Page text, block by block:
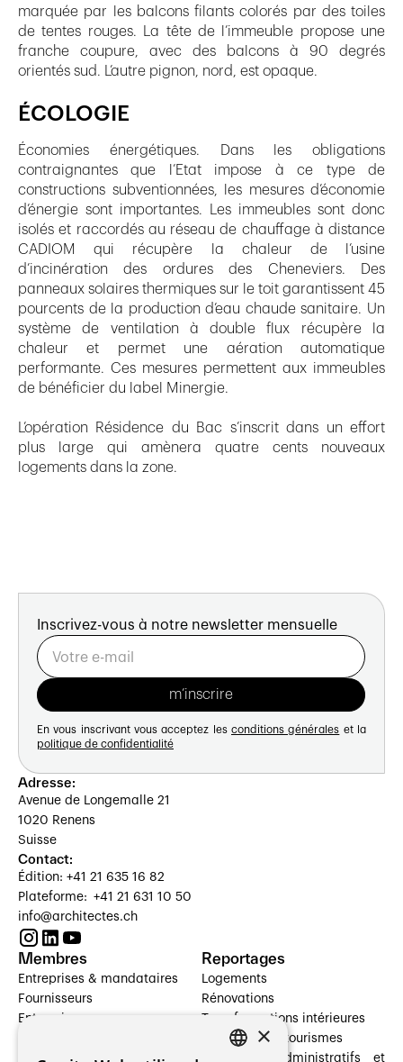
marquée par les balcons filants colorés par des toiles
de tentes rouges. La tête de l’immeuble propose une
franche coupure, avec des balcons à 90 degrés
orientés sud. L’autre pignon, nord, est opaque.
ÉCOLOGIE
Économies énergétiques. Dans les obligations
contraignantes que l’Etat impose à ce type de
constructions subventionnées, les mesures d’économie
d’énergie sont importantes. Les immeubles sont donc
isolés et raccordés au réseau de chauffage à distance
CADIOM qui récupère la chaleur de l’usine
d’incinération des ordures des Cheneviers. Des
panneaux solaires thermiques sur le toit garantissent 45
pourcents de la production d’eau chaude sanitaire. Un
système de ventilation à double flux récupère la
chaleur et permet une aération automatique
performante. Ces mesures permettent aux immeubles
de bénéficier du label Minergie.
L’opération Résidence du Bac s’inscrit dans un effort
plus large qui amènera quatre cents nouveaux
logements dans la zone.
Inscrivez-vous à notre newsletter mensuelle
En vous inscrivant vous acceptez les conditions générales et la
politique de confidentialité
Adresse:
Avenue de Longemalle 21
1020 Renens
Suisse
Contact:
Édition: +41 21 635 16 82
Plateforme: +41 21 631 10 50
info@architectes.ch
Membres
Entreprises & mandataires
Fournisseurs
Entreprises
Architectes paysagistes
Reportages
Logements
Rénovations
Transformations intérieures
Hôtelleries et tourismes
Bâtiments administratifs et
×